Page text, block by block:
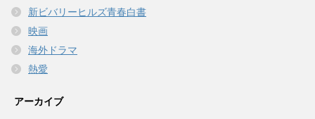
新ビバリーヒルズ青春白書
映画
海外ドラマ
熱愛
アーカイブ